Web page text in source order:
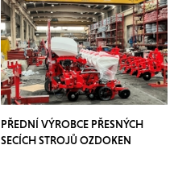
PŘEDNÍ VÝROBCE PŘESNÝCH
SECÍCH STROJŮ OZDOKEN